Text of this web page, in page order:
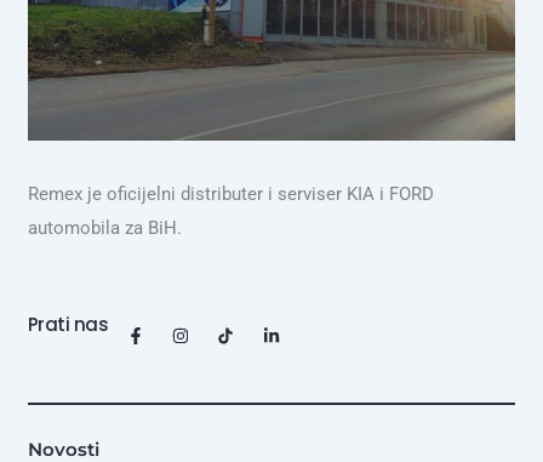
Remex je oficijelni distributer i serviser KIA i FORD
automobila za BiH.
Prati nas
F
a
o
I
n
g
i
d
Novosti